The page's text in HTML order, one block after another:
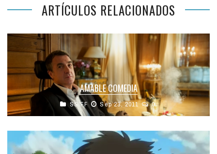
ARTÍCULOS RELACIONADOS
AMABLE COMEDIA
SSIFF Sep 23, 2011 0